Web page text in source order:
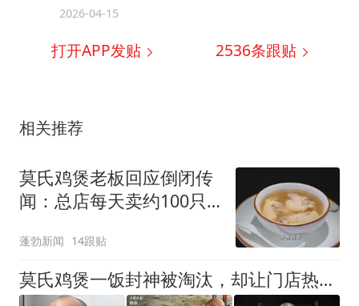
2026-04-15
打开APP发贴 2536条跟贴
相关推荐
莫氏鸡煲老板回应倒闭传
闻：总店每天卖约100只
会倒闭 ，“如果再来流量
就关店不做，怕了怕了，
太麻烦”
蓬勃新闻 14跟贴
莫氏鸡煲一饭封神被淘汰，却让门店热度回归，每天都有100多桌